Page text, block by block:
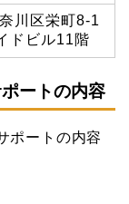
川区栄町8-1
ドビル11階
ートの内容
ポートの内容